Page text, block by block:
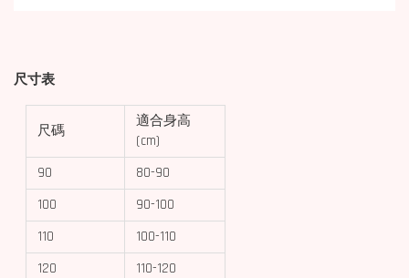
尺寸表
尺碼
適合身高
(cm)
90
80-90
100
90-100
110
100-110
120
110-120